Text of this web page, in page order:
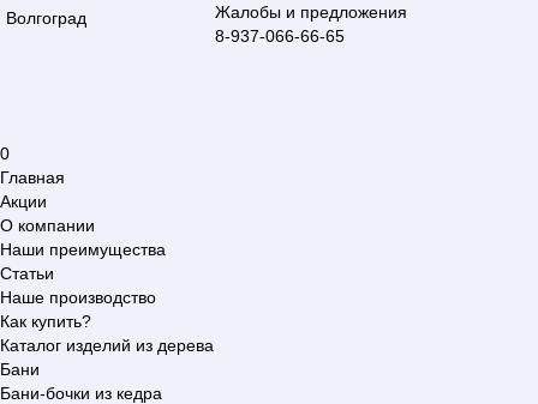
Волгоград
Жалобы и предложения
8-937-066-66-65
0
Главная
Акции
О компании
Наши преимущества
Статьи
Наше производство
Как купить?
Каталог изделий из дерева
Бани
Бани-бочки из кедра